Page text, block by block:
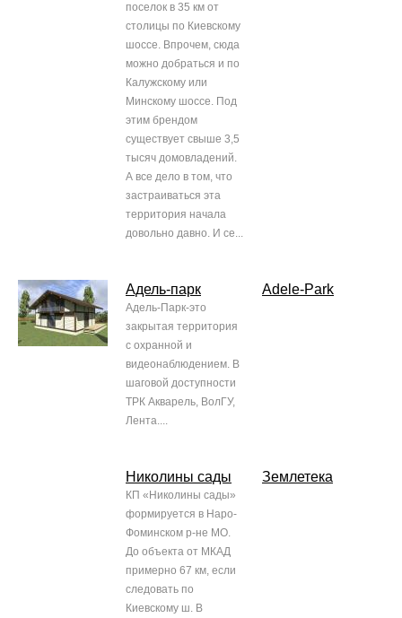
поселок в 35 км от
столицы по Киевскому
шоссе. Впрочем, сюда
можно добраться и по
Калужскому или
Минскому шоссе. Под
этим брендом
существует свыше 3,5
тысяч домовладений.
А все дело в том, что
застраиваться эта
территория начала
довольно давно. И се...
Адель-парк
Адель-Парк-это
закрытая территория
с охранной и
видеонаблюдением. В
шаговой доступности
ТРК Акварель, ВолГУ,
Лента....
Adele-Park
Николины сады
КП «Николины сады»
формируется в Наро-
Фоминском р-не МО.
До объекта от МКАД
примерно 67 км, если
следовать по
Киевскому ш. В
Землетека